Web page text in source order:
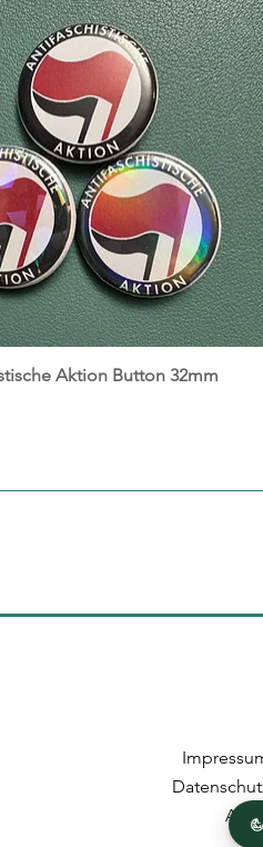
Schnellansicht
Aktion Button 32mm